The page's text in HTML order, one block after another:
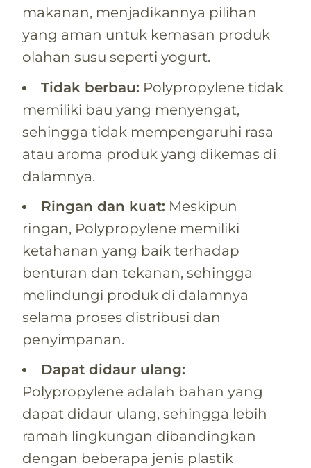
makanan, menjadikannya pilihan
yang aman untuk kemasan produk
olahan susu seperti yogurt.
Tidak berbau: Polypropylene tidak
memiliki bau yang menyengat,
sehingga tidak mempengaruhi rasa
atau aroma produk yang dikemas di
dalamnya.
Ringan dan kuat: Meskipun
ringan, Polypropylene memiliki
ketahanan yang baik terhadap
benturan dan tekanan, sehingga
melindungi produk di dalamnya
selama proses distribusi dan
penyimpanan.
Dapat didaur ulang:
Polypropylene adalah bahan yang
dapat didaur ulang, sehingga lebih
ramah lingkungan dibandingkan
dengan beberapa jenis plastik